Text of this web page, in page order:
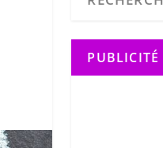
PUBLICITÉ